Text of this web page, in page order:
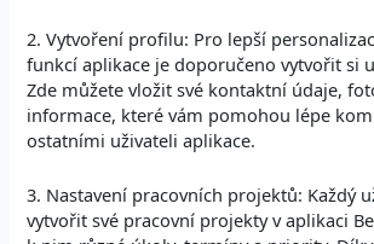
2. Vytvoření profilu: Pro lepší
funkcí aplikace je doporučeno vytvořit si
Zde můžete vložit své kontaktní údaje,
informace, které vám pomohou lépe
ostatními uživateli aplikace.
3. Nastavení pracovních projektů: Každý
vytvořit své pracovní projekty v aplikaci